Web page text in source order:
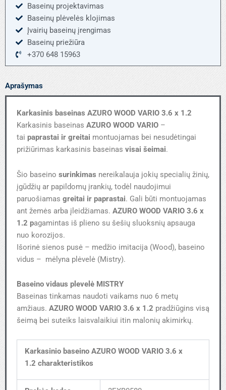
1.2
Baseinų projektavimas
Baseinų plėvelės klojimas
Įvairių baseinų įrengimas
Baseinų priežiūra
+370 648 15963
Aprašymas
Karkasinis baseinas AZURO WOOD VARIO 3.6 x 1.2
Karkasinis baseinas AZURO WOOD VARIO –
tai paprastai ir greitai montuojamas bei nesudėtingai
prižiūrimas karkasinis baseinas visai šeimai.
Šio baseino surinkimas nereikalauja jokių specialių žinių,
įgūdžių ar papildomų įrankių, todėl naudojimui
paruošiamas greitai ir paprastai. Gali būti montuojamas
ant žemės arba įleidžiamas. AZURO WOOD VARIO 3.6 x
1.2 pagamintas iš plieno su šešių sluoksnių apsauga
nuo korozijos.
Išorinė sienos pusė – medžio imitacija (Wood), baseino
vidus – mėlyna plėvelė (Mistry).
Baseino vidaus plevelė MISTRY
Baseinas tinkamas naudoti vaikams nuo 6 metų
amžiaus. AZURO WOOD VARIO 3.6 x 1.2 pradžiūgins visą
šeimą bei suteiks laisvalaikiui itin malonių akimirkų.
Karkasinio baseino AZURO WOOD VARIO 3.6 x
1.2 charakteristikos